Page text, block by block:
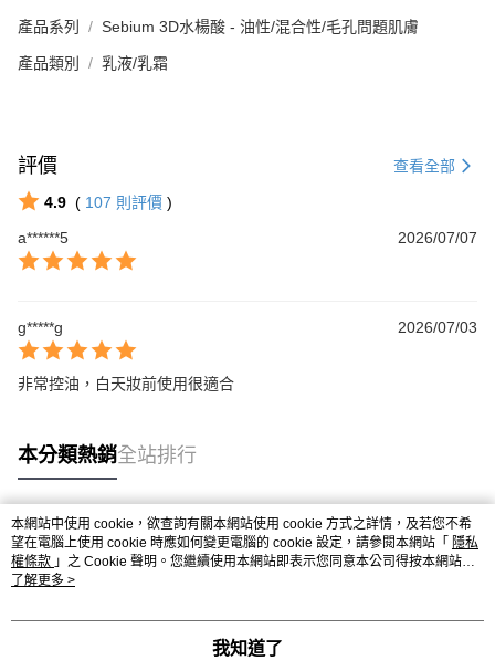
產品系列 Sebium 3D水楊酸 - 油性/混合性/毛孔問題肌膚
產品類別 乳液/乳霜
評價 查看全部
4.9 ( 107 則評價 )
a******5
2026/07/07
g*****g 2026/07/03
非常控油，白天妝前使用很適合
本分類熱銷全站排行
熱門標籤
本網站中使用 cookie，欲查詢有關本網站使用 cookie 方式之詳情，及若您不希
望在電腦上使用 cookie 時應如何變更電腦的 cookie 設定，請參閱本網站「 隱私
權條款 」之 Cookie 聲明。您繼續使用本網站即表示您同意本公司得按本網站使
用條款之 Cookie 聲明使用 cookie。
了解更多 >
我知道了